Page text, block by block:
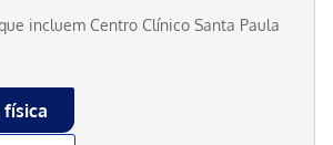
incluem Centro Clínico Santa Paula
física